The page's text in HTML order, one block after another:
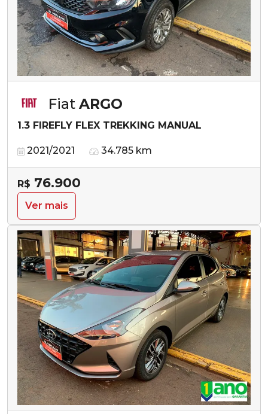
Fiat ARGO
1.3 FIREFLY FLEX TREKKING MANUAL
2021/2021 34.785 km
R$ 76.900
Ver mais